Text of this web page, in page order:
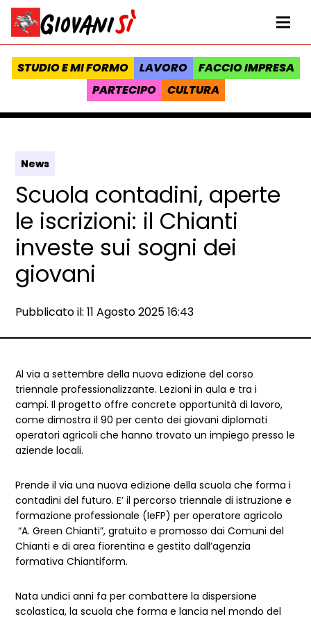
Vai al contenuto
Homepage Giovanisì - Progetto della Regione Toscana
STUDIO E MI FORMO LAVORO
FACCIO IMPRESA
PARTECIPO
CULTURA
News
Scuola contadini, aperte
le iscrizioni: il Chianti
investe sui sogni dei
giovani
Data e ora:
Pubblicato il: 11 Agosto 2025 16:43
Dettagli articolo
Al via a settembre della nuova edizione del corso
triennale professionalizzante. Lezioni in aula e tra i
campi. Il progetto offre concrete opportunità di lavoro,
come dimostra il 90 per cento dei giovani diplomati
operatori agricoli che hanno trovato un impiego presso le
aziende locali.
Prende il via una nuova edizione della scuola che forma i
contadini del futuro. E’ il percorso triennale di istruzione e
formazione professionale (IeFP) per operatore agricolo
“A. Green Chianti”, gratuito e promosso dai Comuni del
Chianti e di area fiorentina e gestito dall’agenzia
formativa Chiantiform.
Nata undici anni fa per combattere la dispersione
scolastica, la scuola che forma e lancia nel mondo del